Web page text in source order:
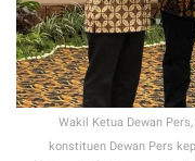
Wakil Ketua Dewan
konstituen Dewan Pers